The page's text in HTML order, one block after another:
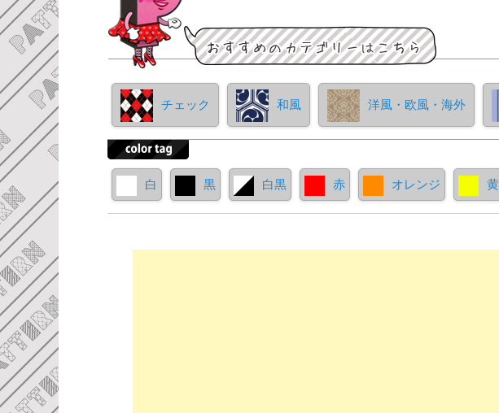
チェック 和風 洋風・欧風・海外
白 黒 白黒 赤 オレンジ 黄